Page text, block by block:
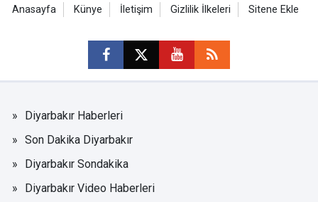
Anasayfa Künye İletişim Gizlilik İlkeleri Sitene Ekle
Diyarbakır Haberleri
Son Dakika Diyarbakır
Diyarbakır Sondakika
Diyarbakır Video Haberleri